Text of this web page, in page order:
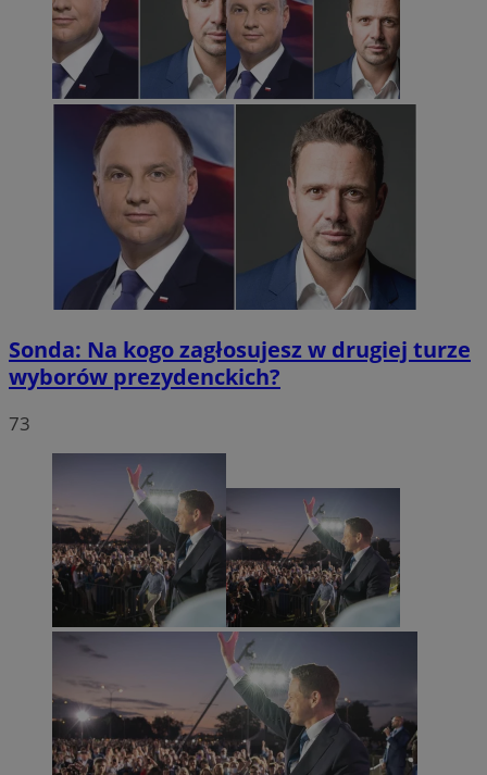
Sonda: Na kogo zagłosujesz w drugiej turze
wyborów prezydenckich?
73